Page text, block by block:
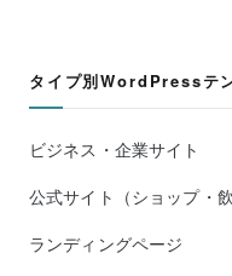
タイプ別WordPressテ
ビジネス・企業サイト
公式サイト（ショップ・飲
ランディングページ